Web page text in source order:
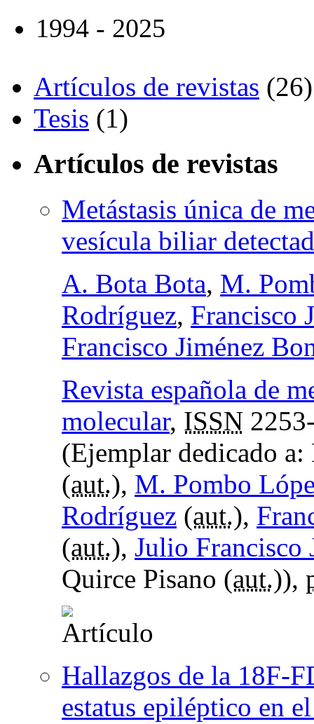
1994 - 2025
Artículos de revistas (26)
Tesis (1)
Artículos de revistas
Metástasis única de
vesícula biliar
A. Bota Bota, M.
Rodríguez, Francisco
Francisco Jiménez
Revista española de
molecular, ISSN
(Ejemplar dedicado
(aut.), M. Pombo
Rodríguez (aut.),
(aut.), Julio Francisco
Quirce Pisano (aut.)),
Hallazgos de la 18F-
estatus epiléptico en